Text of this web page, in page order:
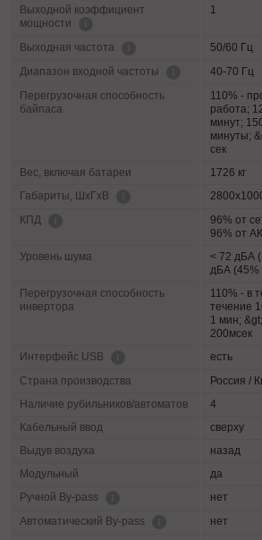
Выходной коэффициент
мощности
1
Выходная частота
50/60 Гц
Диапазон входной частоты
40-70 Гц
Перегрузочная способность
байпаса
110% -
работа;
минут;
минуты;
сек
Вес, включая батареи
1726 кг
Габариты, ШхГхВ
КПД
96% от
96% от
Уровень шума
< 72 дБА
дБА (45%
Перегрузочная способность
инвертора
110% - в
течение
1 мин;
200мсек
Интерфейс USB
есть
Страна производства
Россия /
Наличие рубильников/автоматов
4
Кабельный ввод
сверху
Выдув воздуха
назад
Модульный
да
Ручной By-pass
нет
Автоматический By-pass
нет